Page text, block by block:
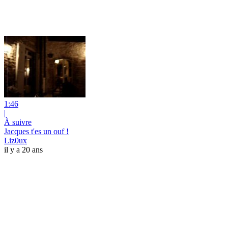
1:46
|
À suivre
Jacques t'es un ouf !
Liz0ux
il y a 20 ans